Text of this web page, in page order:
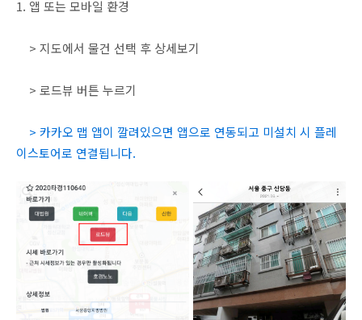
1. 앱 또는 모바일 환경
> 지도에서 물건 선택 후 상세보기
> 로드뷰 버튼 누르기
> 카카오 맵 앱이 깔려있으면 앱으로 연동되고 미설치 시 플레
이스토어로 연결됩니다.